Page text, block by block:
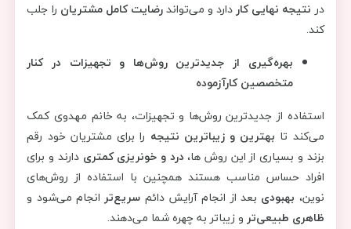
در نتیجه نهایی کاردارد و می‌تواندرضایت کامل مشتریان را جلب
کند.
بهره‌گیری از جدیدترین روش‌ها و تجهیزات در کنار
متخصصین کارآزموده
استفاده از جدیدترین روش‌ها و تجهیزات، به خانم مهدوی کمک
می‌کند تا بهترین و زیباترین نتیجه را برای مشتریان خود رقم
بزند و بسیاری از این روش ها،درد و خونریزی کمتری دارند و برای
افراد حساس مناسب هستند همچنین با استفاده از روش‌های
نوین، بهبودی بعد از انجام آرایش دائم سریع‌ترانجام می‌شود و
ظاهری طبیعی‌تر و زیباتر به چهره شما می‌دهند.